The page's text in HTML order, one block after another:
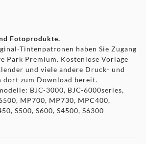
Fotoprodukte.
Tintenpatronen haben Sie Zugang
Park Premium. Kostenlose Vorlage
und viele andere Druck- und
dort zum Download bereit.
BJC-3000, BJC-6000series,
MP700, MP730, MPC400,
S500, S600, S4500, S6300